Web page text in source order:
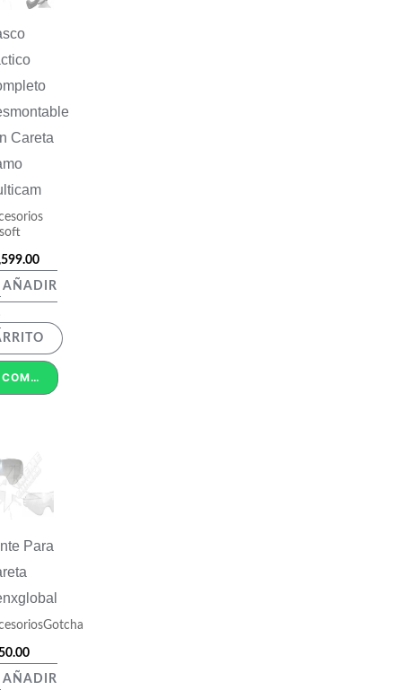
Careta
AÑADIR
COMPRAR POR WHATSAPP
Para
AÑADIR